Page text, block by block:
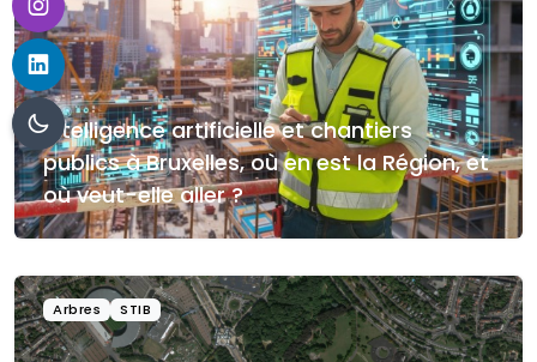
Intelligence artificielle et chantiers
publics à Bruxelles, où en est la Région, et
où veut-elle aller ?
Arbres STIB